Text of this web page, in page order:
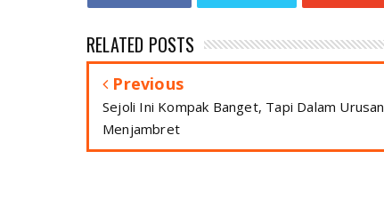
RELATED POSTS
Previous
Sejoli Ini Kompak Banget, Tapi Dalam Urusan
Menjambret